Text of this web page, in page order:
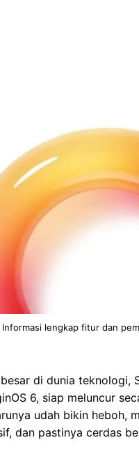
lengkap fitur dan
di dunia teknologi,
6, siap meluncur
udah bikin heboh,
dan pastinya cerdas
NEWS TNG–
kamu mulai
buat iseng-iseng,
jadi peluang bisnis
menguntungkan? ...
Dari
Hampers